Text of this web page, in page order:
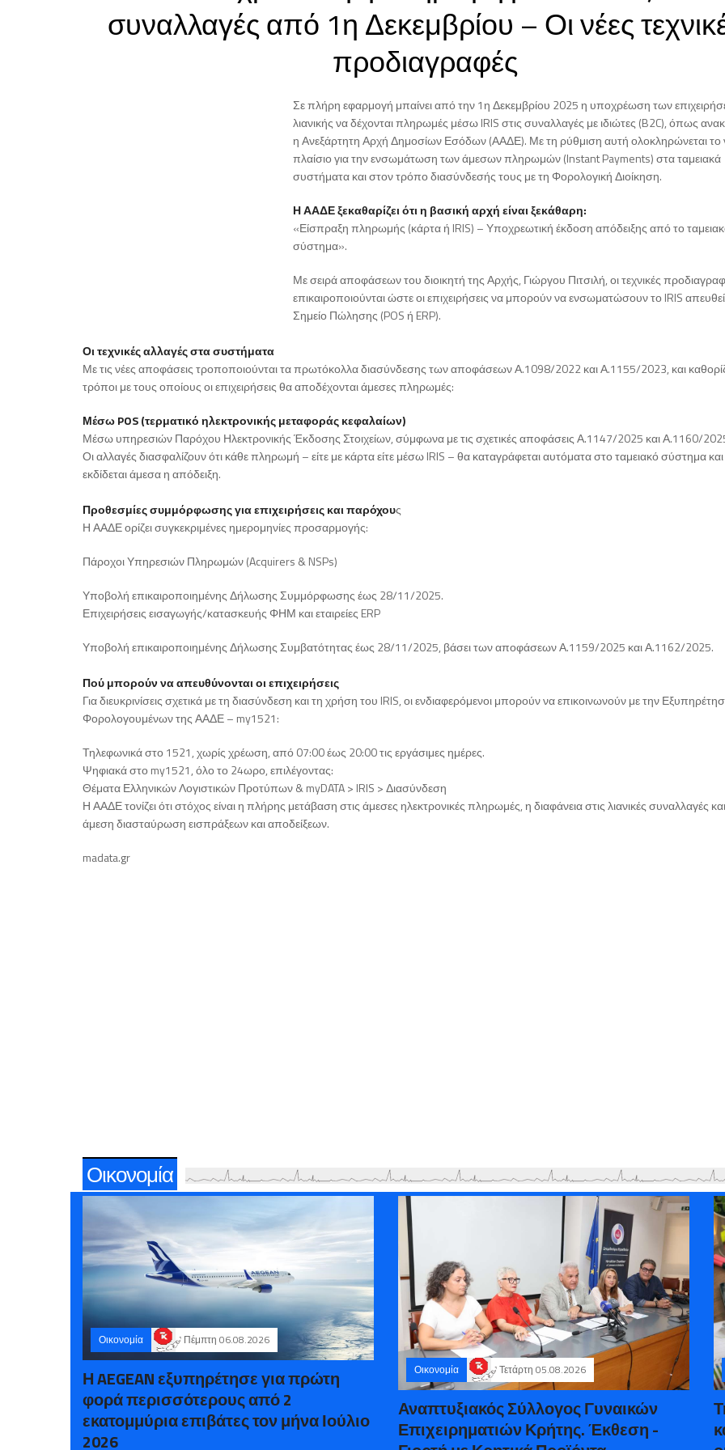
συναλλαγές από 1η Δεκεμβρίου – Οι νέες
προδιαγραφές
Σε πλήρη εφαρμογή μπαίνει από την 1η Δεκεμβρίου 2025 η υποχρέωση των
λιανικής να δέχονται πληρωμές μέσω IRIS στις συναλλαγές με ιδιώτες (B2C), όπως
η Ανεξάρτητη Αρχή Δημοσίων Εσόδων (ΑΑΔΕ). Με τη ρύθμιση αυτή ολοκληρώνεται το
πλαίσιο για την ενσωμάτωση των άμεσων πληρωμών (Instant Payments) στα ταμειακά
συστήματα και στον τρόπο διασύνδεσής τους με τη Φορολογική Διοίκηση.
Η ΑΑΔΕ ξεκαθαρίζει ότι η βασική αρχή είναι ξεκάθαρη:
«Είσπραξη πληρωμής (κάρτα ή IRIS) – Υποχρεωτική έκδοση απόδειξης από το
σύστημα».
Με σειρά αποφάσεων του διοικητή της Αρχής, Γιώργου Πιτσιλή, οι τεχνικές
επικαιροποιούνται ώστε οι επιχειρήσεις να μπορούν να ενσωματώσουν το IRIS
Σημείο Πώλησης (POS ή ERP).
Οι τεχνικές αλλαγές στα συστήματα
Με τις νέες αποφάσεις τροποποιούνται τα πρωτόκολλα διασύνδεσης των αποφάσεων Α.1098/2022 και Α.1155/2023, και
τρόποι με τους οποίους οι επιχειρήσεις θα αποδέχονται άμεσες πληρωμές:
Μέσω POS (τερματικό ηλεκτρονικής μεταφοράς κεφαλαίων)
Μέσω υπηρεσιών Παρόχου Ηλεκτρονικής Έκδοσης Στοιχείων, σύμφωνα με τις σχετικές αποφάσεις Α.1147/2025 και Α.1160/
Οι αλλαγές διασφαλίζουν ότι κάθε πληρωμή – είτε με κάρτα είτε μέσω IRIS – θα καταγράφεται αυτόματα στο ταμειακό σύστημα
εκδίδεται άμεσα η απόδειξη.
Προθεσμίες συμμόρφωσης για επιχειρήσεις και παρόχους
Η ΑΑΔΕ ορίζει συγκεκριμένες ημερομηνίες προσαρμογής:
Πάροχοι Υπηρεσιών Πληρωμών (Acquirers & NSPs)
Υποβολή επικαιροποιημένης Δήλωσης Συμμόρφωσης έως 28/11/2025.
Επιχειρήσεις εισαγωγής/κατασκευής ΦΗΜ και εταιρείες ERP
Υποβολή επικαιροποιημένης Δήλωσης Συμβατότητας έως 28/11/2025, βάσει των αποφάσεων Α.1159/2025 και Α.1162/2025.
Πού μπορούν να απευθύνονται οι επιχειρήσεις
Για διευκρινίσεις σχετικά με τη διασύνδεση και τη χρήση του IRIS, οι ενδιαφερόμενοι μπορούν να επικοινωνούν με την
Φορολογουμένων της ΑΑΔΕ – my1521:
Τηλεφωνικά στο 1521, χωρίς χρέωση, από 07:00 έως 20:00 τις εργάσιμες ημέρες.
Ψηφιακά στο my1521, όλο το 24ωρο, επιλέγοντας:
Θέματα Ελληνικών Λογιστικών Προτύπων & myDATA > IRIS > Διασύνδεση
Η ΑΑΔΕ τονίζει ότι στόχος είναι η πλήρης μετάβαση στις άμεσες ηλεκτρονικές πληρωμές, η διαφάνεια στις λιανικές συναλλαγές
άμεση διασταύρωση εισπράξεων και αποδείξεων.
madata.gr
Οικονομία
Οικονομία Πέμπτη 06.08.2026
Η AEGEAN εξυπηρέτησε για πρώτη
φορά περισσότερους από 2
εκατομμύρια επιβάτες τον μήνα Ιούλιο
2026
Οικονομία Τετάρτη 05.08.2026
Αναπτυξιακός Σύλλογος Γυναικών
Επιχειρηματιών Κρήτης. Έκθεση -